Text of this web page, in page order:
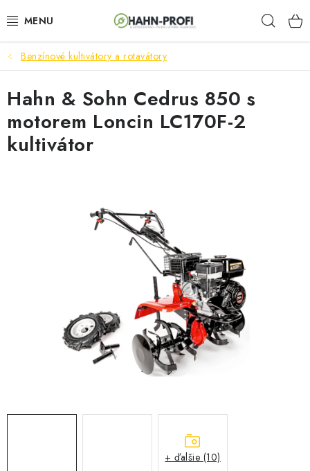
na
ELEKTROCENTRÁLY
ZAHRADNÍ TECHNIKA
STAVEBNÁ TECHNIKA
VRÁTENIE TOVARU A REKLAMÁCIE
Benzínové kultivátory a rotavátory
Hahn & Sohn Cedrus 850 s
motorem Loncin LC170F-2
kultivátor
+ ďalšie (10)